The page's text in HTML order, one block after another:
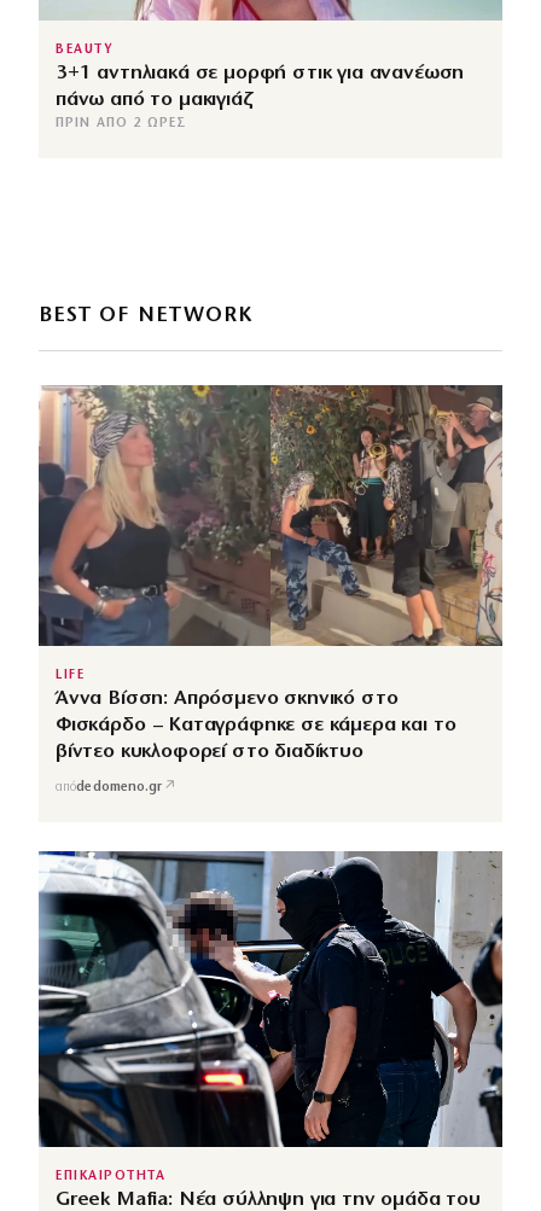
BEAUTY
3+1 αντηλιακά σε μορφή στικ για ανανέωση
πάνω από το μακιγιάζ
ΠΡΙΝ ΑΠΌ 2 ΏΡΕΣ
BEST OF NETWORK
LIFE
Άννα Βίσση: Απρόσμενο σκηνικό στο
Φισκάρδο – Καταγράφηκε σε κάμερα και το
βίντεο κυκλοφορεί στο διαδίκτυο
απόdedomeno.gr ↗
ΕΠΙΚΑΙΡΟΤΗΤΑ
Greek Mafia: Νέα σύλληψη για την ομάδα του